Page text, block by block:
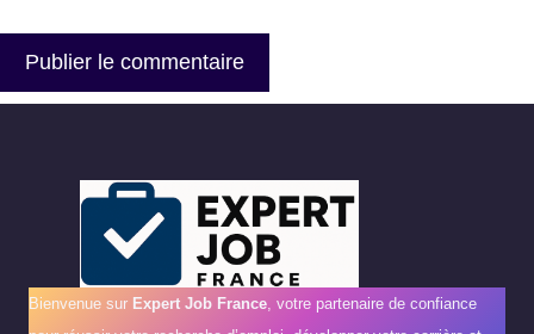
Bienvenue sur Expert Job France , votre partenaire de confiance